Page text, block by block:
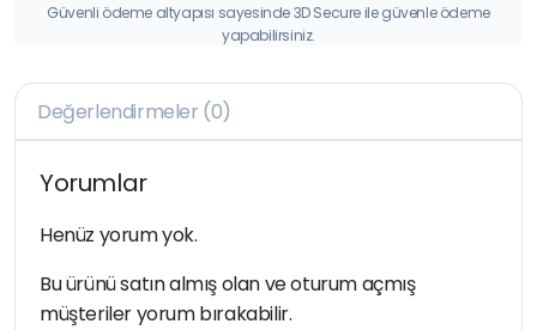
Güvenli ödeme altyapısı sayesinde 3D Secure ile güvenle ödeme
yapabilirsiniz.
Değerlendirmeler (0)
Yorumlar
Henüz yorum yok.
Bu ürünü satın almış olan ve oturum açmış
müşteriler yorum bırakabilir.